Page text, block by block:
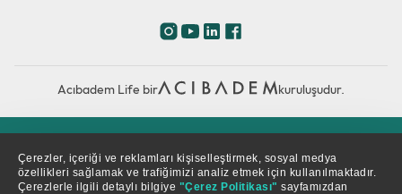
Çerezler, içeriği ve reklamları kişiselleştirmek, sosyal medya
özellikleri sağlamak ve trafiğimizi analiz etmek için kullanılmaktadır.
Çerezlerle ilgili detaylı bilgiye "Çerez Politikası" sayfamızdan
Acıbadem Life bir kuruluşudur.